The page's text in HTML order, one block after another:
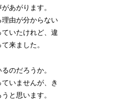
あがります。
由が分からない
いたけれど、違
来ました。
のだろうか。
いませんが、き
と思います。